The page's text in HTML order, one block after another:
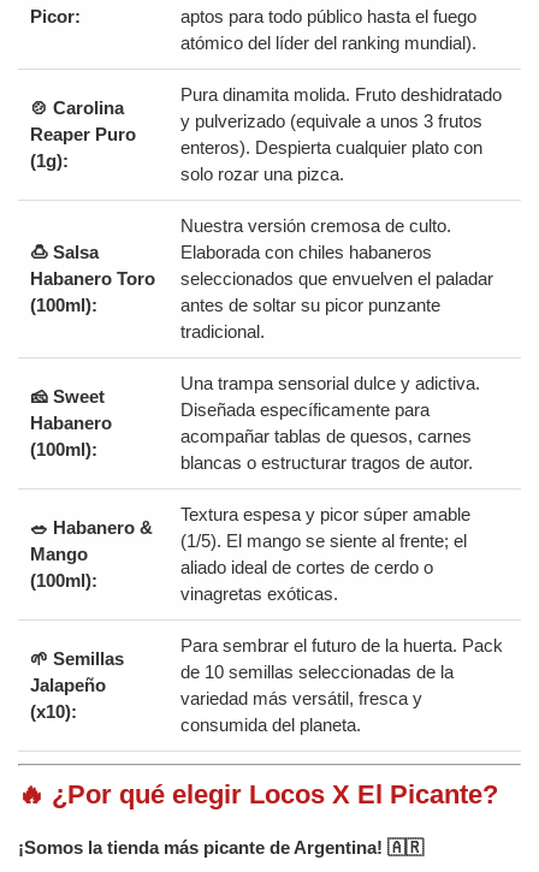
Picor:
aptos para todo público hasta el fuego
atómico del líder del ranking mundial).
🍲 Carolina
Reaper Puro
(1g):
Pura dinamita molida. Fruto deshidratado
y pulverizado (equivale a unos 3 frutos
enteros). Despierta cualquier plato con
solo rozar una pizca.
🍮 Salsa
Habanero Toro
(100ml):
Nuestra versión cremosa de culto.
Elaborada con chiles habaneros
seleccionados que envuelven el paladar
antes de soltar su picor punzante
tradicional.
🧀 Sweet
Habanero
(100ml):
Una trampa sensorial dulce y adictiva.
Diseñada específicamente para
acompañar tablas de quesos, carnes
blancas o estructurar tragos de autor.
🥗 Habanero &
Mango
(100ml):
Textura espesa y picor súper amable
(1/5). El mango se siente al frente; el
aliado ideal de cortes de cerdo o
vinagretas exóticas.
🌱 Semillas
Jalapeño
(x10):
Para sembrar el futuro de la huerta. Pack
de 10 semillas seleccionadas de la
variedad más versátil, fresca y
consumida del planeta.
🔥 ¿Por qué elegir Locos X El Picante?
¡Somos la tienda más picante de Argentina! 🇦🇷